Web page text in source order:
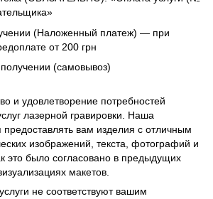
(Наложенный платеж) — при
от 200 грн
(самовывоз)
и удовлетворение потребностей
лазерной гравировки. Наша
предоставлять вам изделия с отличным
изображений, текста, фотографий и
это было согласовано в предыдущих
макетов.
не соответствуют вашим